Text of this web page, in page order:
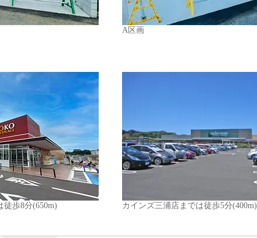
A区画
徒歩8分(650m) カインズ三浦店までは徒歩5分(400m)